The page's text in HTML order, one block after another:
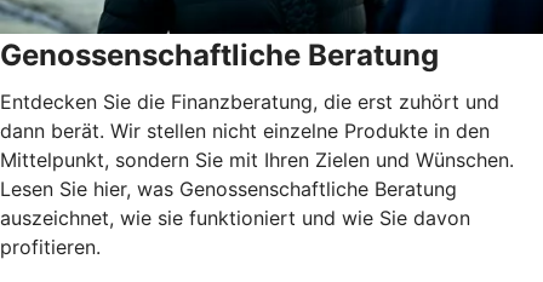
Genossenschaftliche Beratung
Entdecken Sie die Finanzberatung, die erst zuhört und
dann berät. Wir stellen nicht einzelne Produkte in den
Mittelpunkt, sondern Sie mit Ihren Zielen und Wünschen.
Lesen Sie hier, was Genossenschaftliche Beratung
auszeichnet, wie sie funktioniert und wie Sie davon
profitieren.